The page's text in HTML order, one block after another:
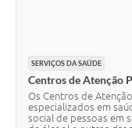
SERVIÇOS DA SAÚDE
Centros de Atenção
Os Centros de
especializados em
social de pessoas em